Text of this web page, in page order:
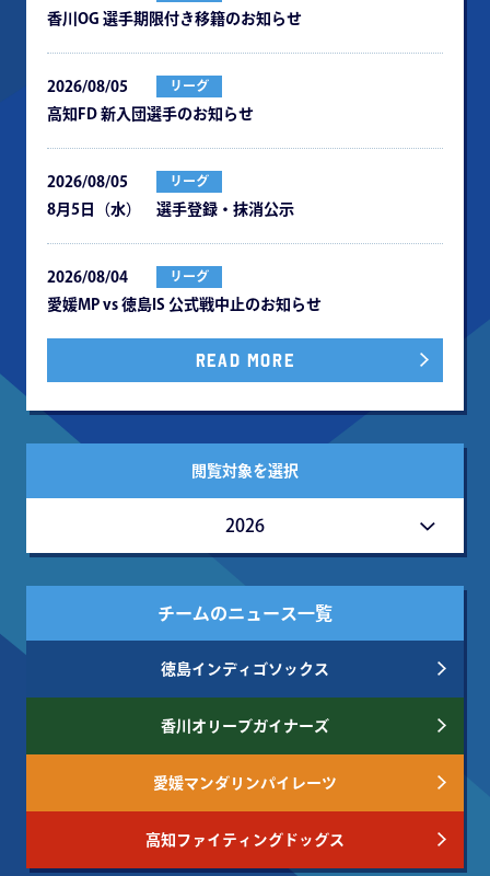
⾹川OG 選⼿期限付き移籍のお知らせ
2026/08/05 リーグ
⾼知FD 新⼊団選⼿のお知らせ
2026/08/05 リーグ
8月5日（水） 選手登録・抹消公示
2026/08/04 リーグ
愛媛MP vs 徳島IS 公式戦中⽌のお知らせ
READ MORE
閲覧対象を選択
2026
チームのニュース一覧
徳島インディゴソックス
香川オリーブガイナーズ
愛媛マンダリンパイレーツ
高知ファイティングドッグス